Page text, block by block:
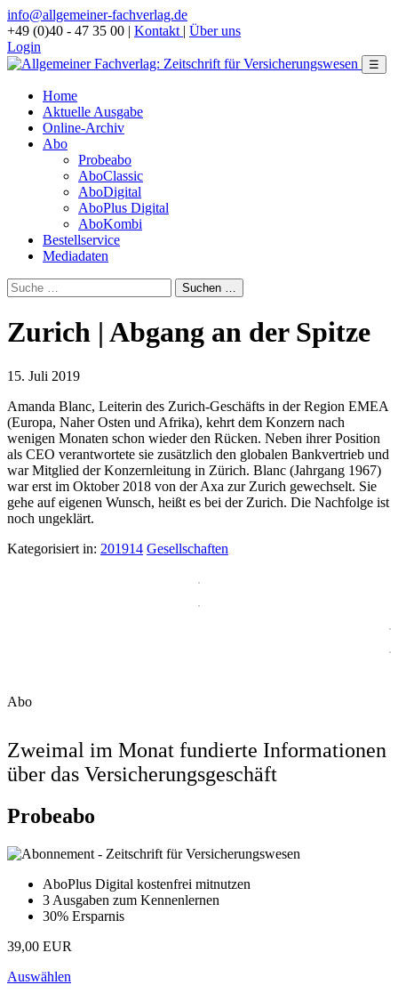
info@allgemeiner-fachverlag.de
+49 (0)40 - 47 35 00 | Kontakt | Über uns
Login
☰
Home
Aktuelle Ausgabe
Online-Archiv
Abo
Probeabo
AboClassic
AboDigital
AboPlus Digital
AboKombi
Bestellservice
Mediadaten
Zurich | Abgang an der Spitze
15. Juli 2019
Amanda Blanc, Leiterin des Zurich-Geschäfts in der Region EMEA
(Europa, Naher Osten und Afrika), kehrt dem Konzern nach
wenigen Monaten schon wieder den Rücken. Neben ihrer Position
als CEO verantwortete sie zusätzlich den globalen Bankvertrieb und
war Mitglied der Konzernleitung in Zürich. Blanc (Jahrgang 1967)
war erst im Oktober 2018 von der Axa zur Zurich gewechselt. Sie
gehe auf eigenen Wunsch, heißt es bei der Zurich. Die Nachfolge ist
noch ungeklärt.
Kategorisiert in: 201914 Gesellschaften
Abo
Zweimal im Monat fundierte Informationen
über das Versicherungsgeschäft
Probeabo
AboPlus Digital kostenfrei mitnutzen
3 Ausgaben zum Kennenlernen
30% Ersparnis
39,00 EUR
Auswählen